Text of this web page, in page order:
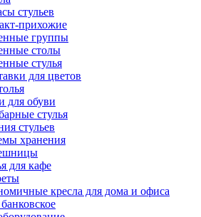
стульев
прихожие
группы
столы
стулья
для цветов
для обуви
стулья
стульев
хранения
для кафе
кресла для дома и офиса